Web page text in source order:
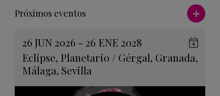
Próximos eventos Ver más
26 JUN 2026 - 26 ENE 2028
Eclipse, Planetario / Gérgal, Granada,
Málaga, Sevilla
en